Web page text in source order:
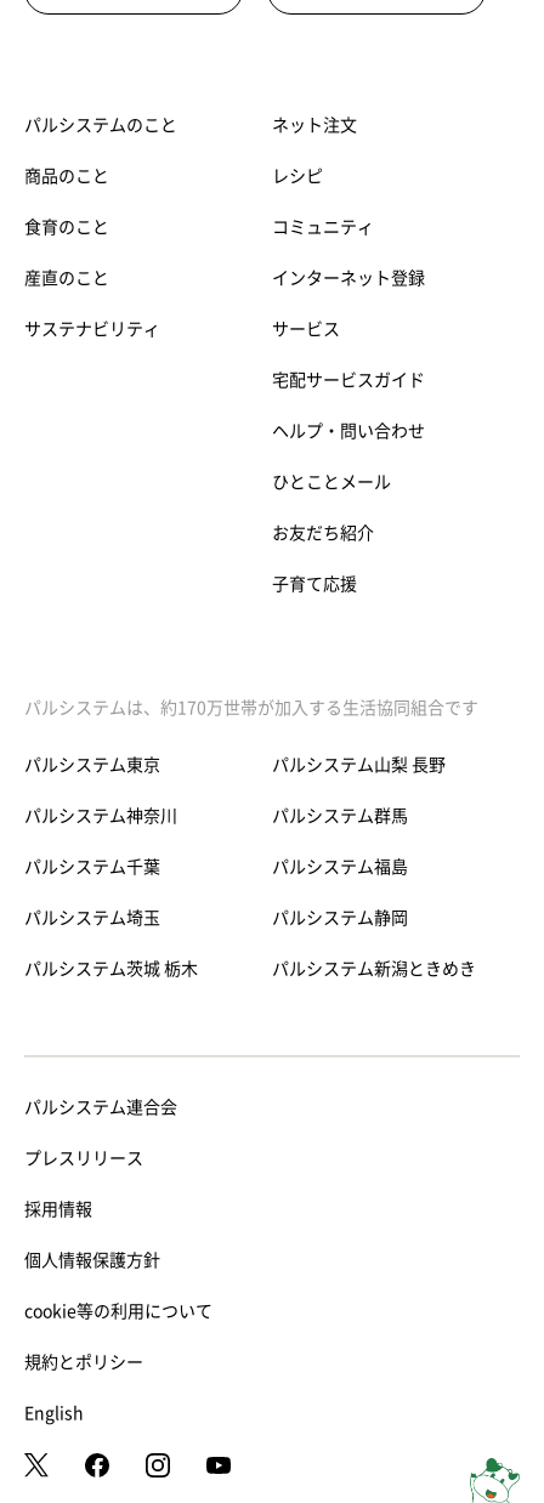
パルシステムのこと
商品のこと
食育のこと
産直のこと
サステナビリティ
ネット注文
レシピ
コミュニティ
インターネット登録
サービス
宅配サービスガイド
ヘルプ・問い合わせ
ひとことメール
お友だち紹介
子育て応援
パルシステムは、約170万世帯が加入する生活協同組合です
パルシステム東京
パルシステム神奈川
パルシステム千葉
パルシステム埼玉
パルシステム茨城 栃木
パルシステム山梨 長野
パルシステム群馬
パルシステム福島
パルシステム静岡
パルシステム新潟ときめき
パルシステム連合会
プレスリリース
採用情報
個人情報保護方針
cookie等の利用について
規約とポリシー
English